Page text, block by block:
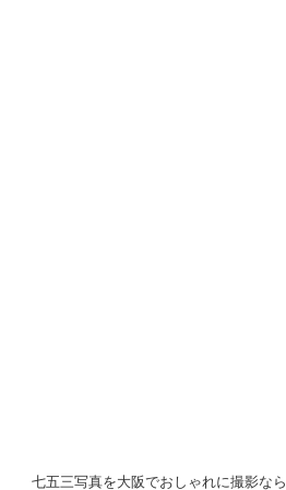
七五三写真を大阪でおしゃれに撮影なら